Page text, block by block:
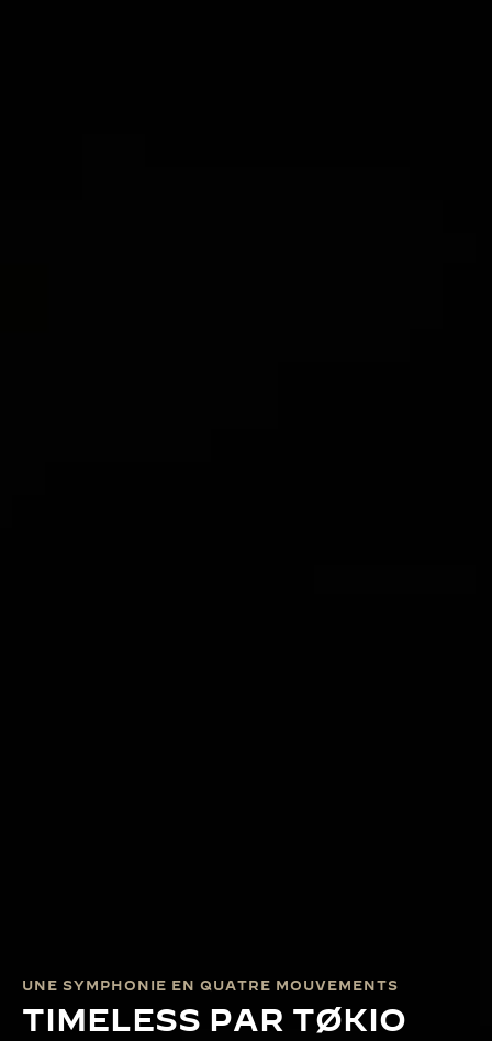
UNE SYMPHONIE EN QUATRE MOUVEMENTS
TIMELESS PAR TØKIO